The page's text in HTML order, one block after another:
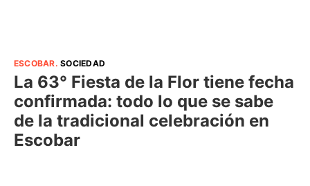
ESCOBAR.SOCIEDAD
La 63° Fiesta de la Flor tiene fecha
confirmada: todo lo que se sabe
de la tradicional celebración en
Escobar